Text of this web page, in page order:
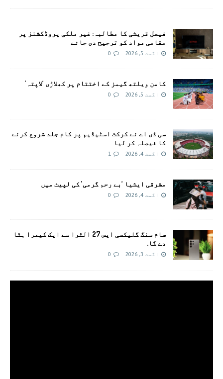
فیصل قریشی کا مطالبہ: غیر ملکی پروڈکشنز پر
مقامی مواد کو ترجیح دی جائے
اگست 5, 2026 0
کامن ویلتھ گیمز کے اختتام پر کھلاڑی ‘لاپتہ’
اگست 5, 2026 0
سی ڈی اے نے کرکٹ اسٹیڈیم پر کام جلد شروع کرنے
کا فیصلہ کر لیا
اگست 4, 2026 1
مشرقی ایشیا ‘بے رحم گرمی’ کی لپیٹ میں
اگست 4, 2026 0
سام سنگ گلیکسی ایس 27 الٹرا سے ایک کیمرا ہٹا
دے گا.
اگست 3, 2026 0